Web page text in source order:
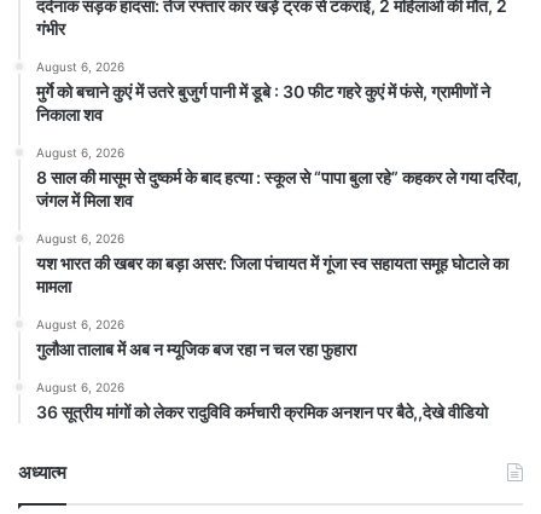
दर्दनाक सड़क हादसा: तेज रफ्तार कार खड़े ट्रक से टकराई, 2 महिलाओं की मौत, 2
गंभीर
August 6, 2026
मुर्गे को बचाने कुएं में उतरे बुजुर्ग पानी में डूबे : 30 फीट गहरे कुएं में फंसे, ग्रामीणों ने
निकाला शव
August 6, 2026
8 साल की मासूम से दुष्कर्म के बाद हत्या : स्कूल से “पापा बुला रहे” कहकर ले गया दरिंदा,
जंगल में मिला शव
August 6, 2026
यश भारत की खबर का बड़ा असर: जिला पंचायत में गूंजा स्व सहायता समूह घोटाले का
मामला
August 6, 2026
गुलौआ तालाब में अब न म्यूजिक बज रहा न चल रहा फुहारा
August 6, 2026
36 सूत्रीय मांगों को लेकर रादुविवि कर्मचारी क्रमिक अनशन पर बैठे,,देखे वीडियो
अध्यात्म